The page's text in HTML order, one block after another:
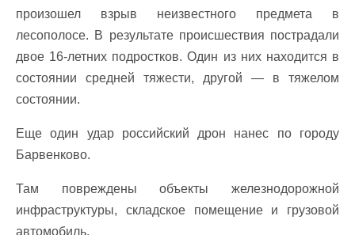
произошел взрыв неизвестного предмета в
лесополосе. В результате происшествия пострадали
двое 16-летних подростков. Один из них находится в
состоянии средней тяжести, другой — в тяжелом
состоянии.
Еще один удар российский дрон нанес по городу
Барвенково.
Там повреждены объекты железнодорожной
инфраструктуры, складское помещение и грузовой
автомобиль.